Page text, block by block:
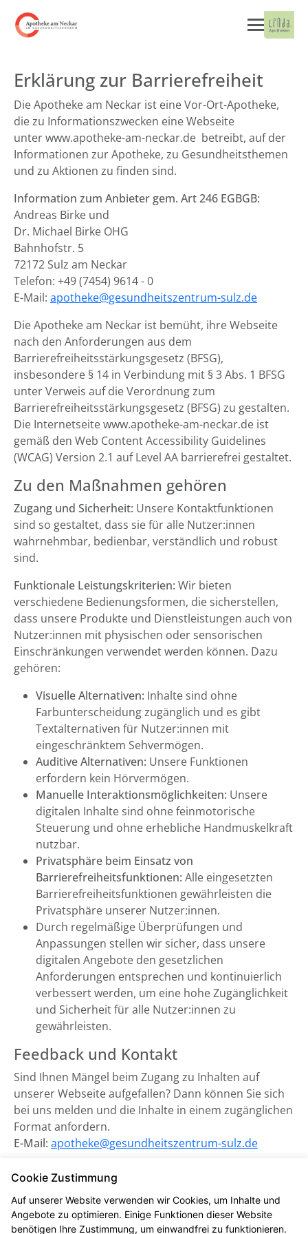
Erklärung zur Barrierefreiheit
Die Apotheke am Neckar ist eine Vor-Ort-Apotheke,
die zu Informationszwecken eine Webseite
unter www.apotheke-am-neckar.de betreibt, auf der
Informationen zur Apotheke, zu Gesundheitsthemen
und zu Aktionen zu finden sind.
Information zum Anbieter gem. Art 246 EGBGB:
Andreas Birke und
Dr. Michael Birke OHG
Bahnhofstr. 5
72172 Sulz am Neckar
Telefon: +49 (7454) 9614 - 0
E-Mail: apotheke@gesundheitszentrum-sulz.de
Die Apotheke am Neckar ist bemüht, ihre Webseite
nach den Anforderungen aus dem
Barrierefreiheitsstärkungsgesetz (BFSG),
insbesondere § 14 in Verbindung mit § 3 Abs. 1 BFSG
unter Verweis auf die Verordnung zum
Barrierefreiheitsstärkungsgesetz (BFSG) zu gestalten.
Die Internetseite www.apotheke-am-neckar.de ist
gemäß den Web Content Accessibility Guidelines
(WCAG) Version 2.1 auf Level AA barrierefrei gestaltet.
Zu den Maßnahmen gehören
Zugang und Sicherheit: Unsere Kontaktfunktionen
sind so gestaltet, dass sie für alle Nutzer:innen
wahrnehmbar, bedienbar, verständlich und robust
sind.
Funktionale Leistungskriterien: Wir bieten
verschiedene Bedienungsformen, die sicherstellen,
dass unsere Produkte und Dienstleistungen auch von
Nutzer:innen mit physischen oder sensorischen
Einschränkungen verwendet werden können. Dazu
gehören:
Visuelle Alternativen: Inhalte sind ohne
Farbunterscheidung zugänglich und es gibt
Textalternativen für Nutzer:innen mit
eingeschränktem Sehvermögen.
Auditive Alternativen: Unsere Funktionen
erfordern kein Hörvermögen.
Manuelle Interaktionsmöglichkeiten: Unsere
digitalen Inhalte sind ohne feinmotorische
Steuerung und ohne erhebliche Handmuskelkraft
nutzbar.
Privatsphäre beim Einsatz von
Barrierefreiheitsfunktionen: Alle eingesetzten
Barrierefreiheitsfunktionen gewährleisten die
Privatsphäre unserer Nutzer:innen.
Durch regelmäßige Überprüfungen und
Anpassungen stellen wir sicher, dass unsere
digitalen Angebote den gesetzlichen
Anforderungen entsprechen und kontinuierlich
verbessert werden, um eine hohe Zugänglichkeit
und Sicherheit für alle Nutzer:innen zu
gewährleisten.
Feedback und Kontakt
Sind Ihnen Mängel beim Zugang zu Inhalten auf
unserer Webseite aufgefallen? Dann können Sie sich
bei uns melden und die Inhalte in einem zugänglichen
Format anfordern.
E-Mail: apotheke@gesundheitszentrum-sulz.de
Zuständige Marktüberwachungsbehörde:
Marktüberwachungsstelle der Länder für die
Barrierefreiheit von Produkten und Dienstleistungen
(MLBF) in Magdeburg, Sachsen-Anhalt.
Cookie Zustimmung
Auf unserer Website verwenden wir Cookies, um Inhalte und
Angebote zu optimieren. Einige Funktionen dieser Website
benötigen Ihre Zustimmung, um einwandfrei zu funktionieren.